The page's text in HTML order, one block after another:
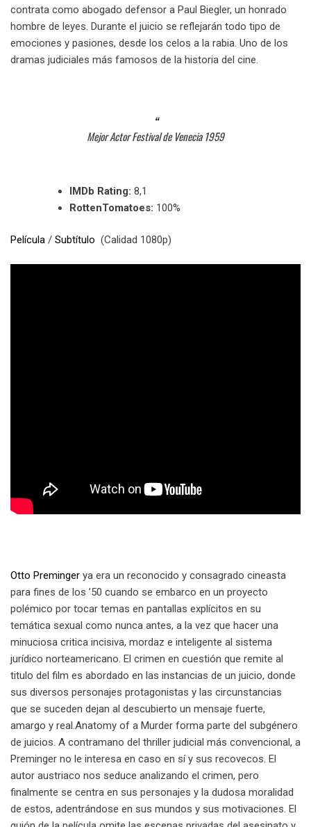
contrata como abogado defensor a Paul Biegler, un honrado
hombre de leyes. Durante el juicio se reflejarán todo tipo de
emociones y pasiones, desde los celos a la rabia. Uno de los
dramas judiciales más famosos de la historia del cine.
Mejor Actor Festival de Venecia 1959
IMDb Rating: 8,1
RottenTomatoes: 100%
Película / Subtítulo (Calidad 1080p)
Otto Preminger ya era un reconocido y consagrado cineasta
para fines de los ’50 cuando se embarco en un proyecto
polémico por tocar temas en pantallas explícitos en su
temática sexual como nunca antes, a la vez que hacer una
minuciosa critica incisiva, mordaz e inteligente al sistema
jurídico norteamericano. El crimen en cuestión que remite al
titulo del film es abordado en las instancias de un juicio, donde
sus diversos personajes protagonistas y las circunstancias
que se suceden dejan al descubierto un mensaje fuerte,
amargo y real.Anatomy of a Murder forma parte del subgénero
de juicios. A contramano del thriller judicial más convencional, a
Preminger no le interesa en caso en sí y sus recovecos. El
autor austriaco nos seduce analizando el crimen, pero
finalmente se centra en sus personajes y la dudosa moralidad
de estos, adentrándose en sus mundos y sus motivaciones. El